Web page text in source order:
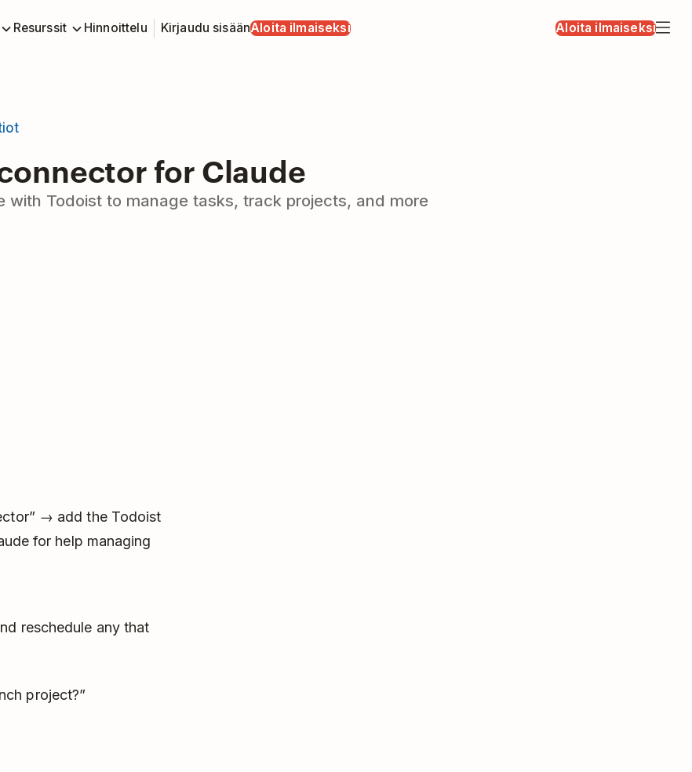
Resurssit Hinnoittelu Kirjaudu sisäänAloita ilmaiseksi Aloita ilmaiseksi
for Claude
with Todoist to manage tasks, track projects, and more
→ add the Todoist
for help managing
reschedule any that
project?”